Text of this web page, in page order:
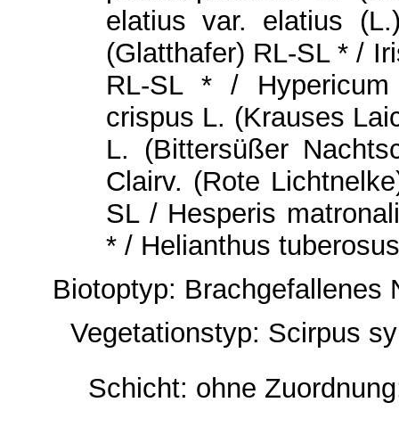
elatius var. elatius
(Glatthafer) RL-SL * /
RL-SL * /
crispus L. (Krauses
L. (Bittersüßer
Clairv. (Rote
SL / Hesperis
* / Helianthus
Biotoptyp: Brachgefallenes
Vegetationstyp: Scirpus
Schicht: ohne